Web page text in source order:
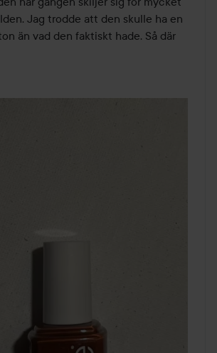
Jag trodde att den skulle ha en
än vad den faktiskt hade. Så där